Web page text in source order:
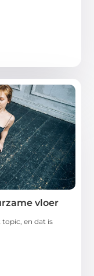
vloer
en dat is